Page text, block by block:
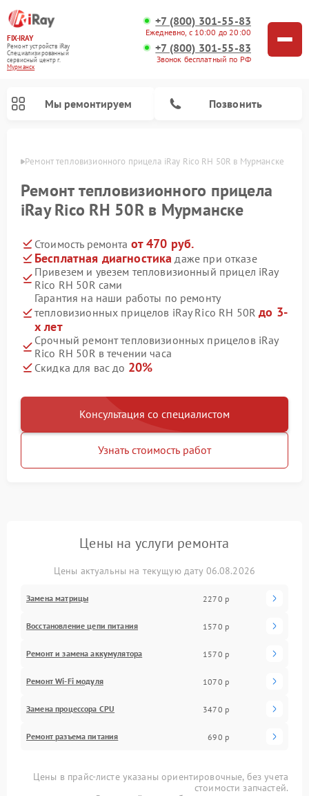
FIX-IRAY
Ремонт устройств iRay
Специализированный
cервисный центр г.
Мурманск
+7 (800) 301-55-83
Ежедневно, с 10:00 до 20:00
+7 (800) 301-55-83
Звонок бесплатный по РФ
Мы ремонтируем Позвонить
Ремонт тепловизионного прицела iRay Rico RH 50R в Мурманске
Ремонт тепловизионного прицела
iRay Rico RH 50R в Мурманске
Стоимость ремонта от 470 руб.
Бесплатная диагностика даже при отказе
Привезем и увезем тепловизионный прицел iRay
Rico RH 50R сами
Гарантия на наши работы по ремонту
тепловизионных прицелов iRay Rico RH 50Rдо 3-
х лет
Срочный ремонт тепловизионных прицелов iRay
Rico RH 50R в течении часа
Скидка для вас до 20%
Консультация со специалистом
Узнать стоимость работ
Цены на услуги ремонта
Цены актуальны на текущую дату 06.08.2026
Замена матрицы 2270 р
Восстановление цепи питания 1570 р
Ремонт и замена аккумулятора 1570 р
Ремонт Wi-Fi модуля 1070 р
Замена процессора CPU 3470 р
Ремонт разъема питания 690 р
Цены в прайс-листе указаны ориентировочные, без учета
стоимости запчастей.